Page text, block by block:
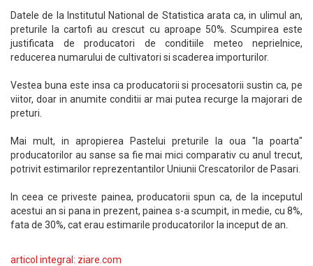
Datele de la Institutul National de Statistica arata ca, in ulimul an,
preturile la cartofi au crescut cu aproape 50%. Scumpirea este
justificata de producatori de conditiile meteo neprielnice,
reducerea numarului de cultivatori si scaderea importurilor.
Vestea buna este insa ca producatorii si procesatorii sustin ca, pe
viitor, doar in anumite conditii ar mai putea recurge la majorari de
preturi.
Mai mult, in apropierea Pastelui preturile la oua "la poarta"
producatorilor au sanse sa fie mai mici comparativ cu anul trecut,
potrivit estimarilor reprezentantilor Uniunii Crescatorilor de Pasari.
In ceea ce priveste painea, producatorii spun ca, de la inceputul
acestui an si pana in prezent, painea s-a scumpit, in medie, cu 8%,
fata de 30%, cat erau estimarile producatorilor la inceput de an.
articol integral: ziare.com